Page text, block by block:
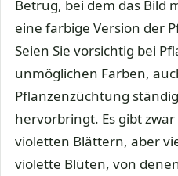
Betrug, bei dem das Bild
eine farbige Version der
Seien Sie vorsichtig bei
unmöglichen Farben,
Pflanzenzüchtung
hervorbringt. Es gibt
violetten Blättern, aber
violette Blüten, von